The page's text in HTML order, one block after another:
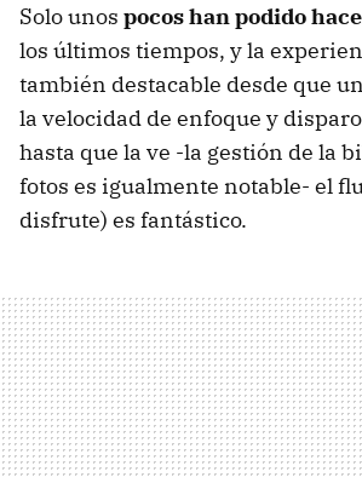
Solo unos pocos han podido
los últimos tiempos, y la
también destacable desde que
la velocidad de enfoque y
hasta que la ve -la gestión de la
fotos es igualmente notable- el
disfrute) es fantástico.